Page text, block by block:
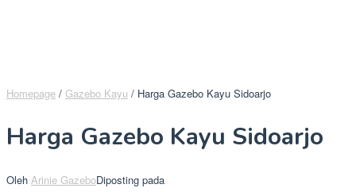
Homepage / Gazebo Kayu / Harga Gazebo Kayu Sidoarjo
Harga Gazebo Kayu Sidoarjo
Oleh Arinie GazeboDiposting pada